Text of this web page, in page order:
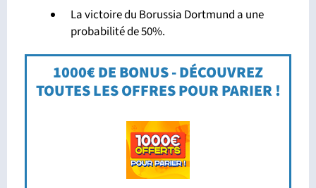
La victoire du Borussia Dortmund a une
probabilité de 50%.
1000€ DE BONUS - DÉCOUVREZ
TOUTES LES OFFRES POUR PARIER !